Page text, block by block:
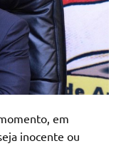
em
inocente ou